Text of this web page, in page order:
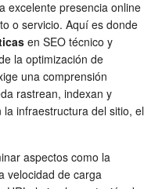
excelente presencia online
o servicio. Aquí es donde
en SEO técnico y
la optimización de
una comprensión
rastrean, indexan y
infraestructura del sitio, el
aspectos como la
velocidad de carga